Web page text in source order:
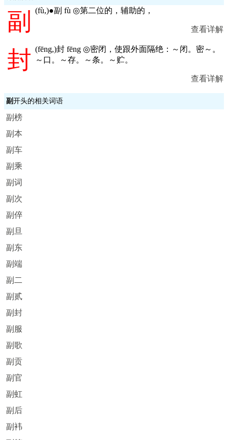
副 (fù,)●副 fù ◎第二位的，辅助的，
查看详解
封 (fēng,)封 fēng ◎密闭，使跟外面隔绝：～闭。密～。
～口。～存。～条。～贮。
查看详解
副 开头的相关词语
副榜
副本
副车
副乘
副词
副次
副倅
副旦
副东
副端
副二
副贰
副封
副服
副歌
副贡
副官
副虹
副后
副袆